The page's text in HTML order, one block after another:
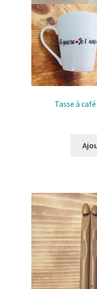
Validation de la
Contact
Mon compte
Tasse à